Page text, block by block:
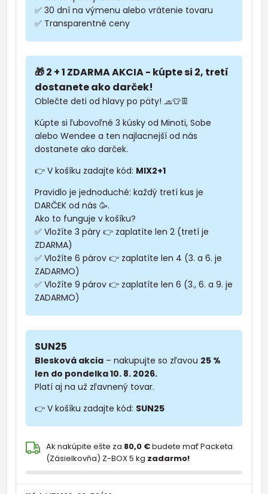
✅ 30 dní na výmenu alebo vrátenie tovaru
✅ Transparentné ceny
🎁 2 + 1 ZDARMA AKCIA - kúpte si 2, tretí
dostanete ako darček!
Oblečte deti od hlavy po päty! 🧢👕👖
Kúpte si ľubovoľné 3 kúsky od Minoti, Sobe
alebo Wendee a ten najlacnejší od nás
dostanete ako darček.
👉 V košíku zadajte kód: MIX2+1
Pravidlo je jednoduché: každý tretí kus je
DARČEK od nás 🥳.
Ako to funguje v košíku?
✅ Vložíte 3 páry 👉 zaplatíte len 2 (tretí je
ZDARMA)
✅ Vložíte 6 párov 👉 zaplatíte len 4 (3. a 6. je
ZADARMO)
✅ Vložíte 9 párov 👉 zaplatíte len 6 (3., 6. a 9. je
ZADARMO)
SUN25
Blesková akcia – nakupujte so zľavou 25 %
len do pondelka 10. 8. 2026.
Platí aj na už zľavnený tovar.
👉 V košíku zadajte kód: SUN25
Ak nakúpite ešte za 80,0 €budete mať Packeta
(Zásielkovňa) Z-BOX 5 kg zadarmo!